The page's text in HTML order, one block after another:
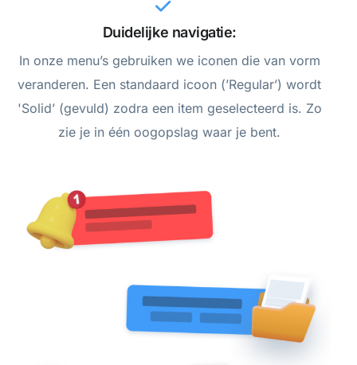
Duidelijke navigatie:
In onze menu’s gebruiken we iconen die van vorm
veranderen. Een standaard icoon (’Regular’) wordt
'Solid’ (gevuld) zodra een item geselecteerd is. Zo
zie je in één oogopslag waar je bent.